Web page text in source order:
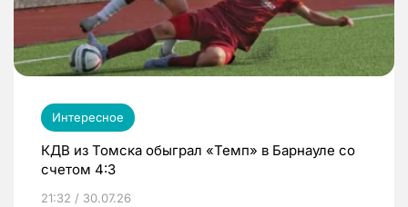
Интересное
КДВ из Томска обыграл «Темп» в Барнауле со
счетом 4:3
21:32 / 30.07.26